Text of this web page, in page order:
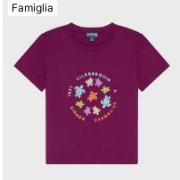
Famiglia